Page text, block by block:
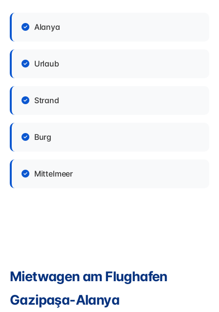
Alanya
Urlaub
Strand
Burg
Mittelmeer
Mietwagen am Flughafen
Gazipaşa-Alanya